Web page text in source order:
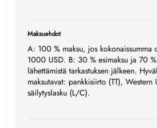
Maksuehdot
A: 100 % maksu, jos kokonaissumma
1000 USD. B: 30 % esimaksu ja 70
lähettämistä tarkastuksen jälkeen.
maksutavat: pankkisiirto (TT), Western
säilytyslasku (L/C).